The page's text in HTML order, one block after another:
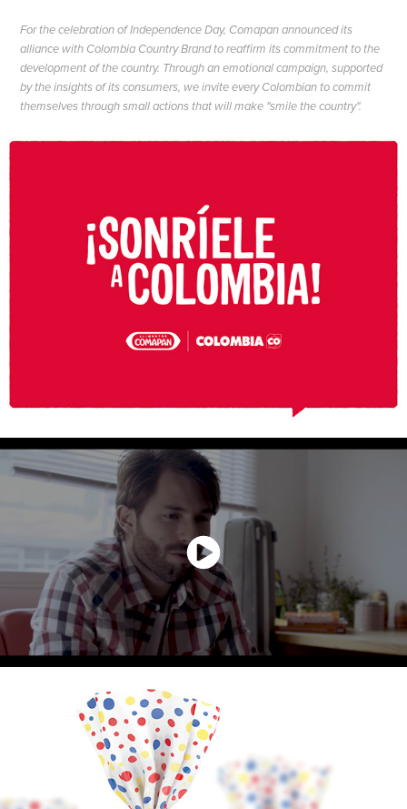
For the celebration of Independence Day, Comapan announced its
alliance with Colombia Country Brand to reaffirm its commitment to the
development of the country. Through an emotional campaign, supported
by the insights of its consumers, we invite every Colombian to commit
themselves through small actions that will make "smile the country".